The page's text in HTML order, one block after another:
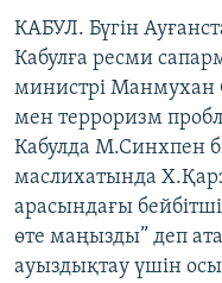
Search
ӘЛЕМ
АРНАЙЫ ЖОБАЛАР
Русский
ЖАЗЫЛЫҢЫЗ
КАБУЛ. Бүгін
Кабулға ресми
министрі Манмухан
мен терроризм
Кабулда М.Синхпен
маслихатында
арасындағы
өте маңызды” деп
ауыздықтау үшін осы